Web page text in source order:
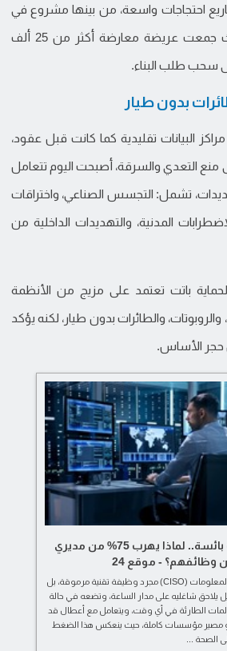
احتجاجات واسعة، من بينها مشروع في
ولاية نيو هامبشاير، حيث جمعت عريضة معارضة أكثر من 25 ألف
سحب طلب البناء.
بدون طيار
البيانات تقليدية كما كانت قبل عقود،
التعدي والسرقة، أصبحت اليوم تتعامل
تشمل: التجسس الصناعي، واختراقات
المدنية، والتهديدات الداخلية من
باتت تعتمد على مزيج من الأنظمة
والروبوتات، والطائرات بدون طيار، لكنه يؤكد
حجر الأساس.
رواتب خيالية وحياة بائسة.. لماذا يهرب 75% من مديري
وظائفهم؟ - موقع 24
لم يعد منصب مدير أمن المعلومات (CISO) مجرد وظيفة تقنية مرموقة، بل
يلاحق شاغليه على مدار الساعة، وتضعه في حالة
الطارئة في أي وقت، ويتعامل مع أعطال قد
مصير مؤسسات كاملة، حيث ينعكس هذا الضغط
الصحة ...